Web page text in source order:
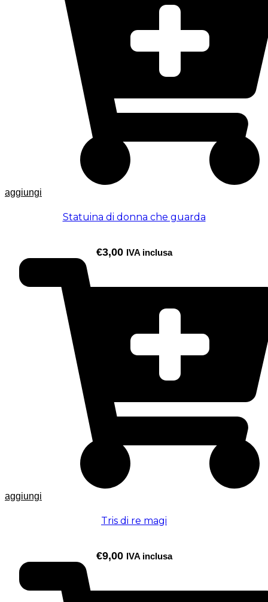
aggiungi
Statuina di donna che guarda
€3,00 IVA inclusa
aggiungi
Tris di re magi
€9,00 IVA inclusa